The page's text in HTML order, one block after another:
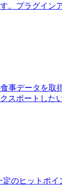
。プラグイ
事データを
スポートした
のヒットポ